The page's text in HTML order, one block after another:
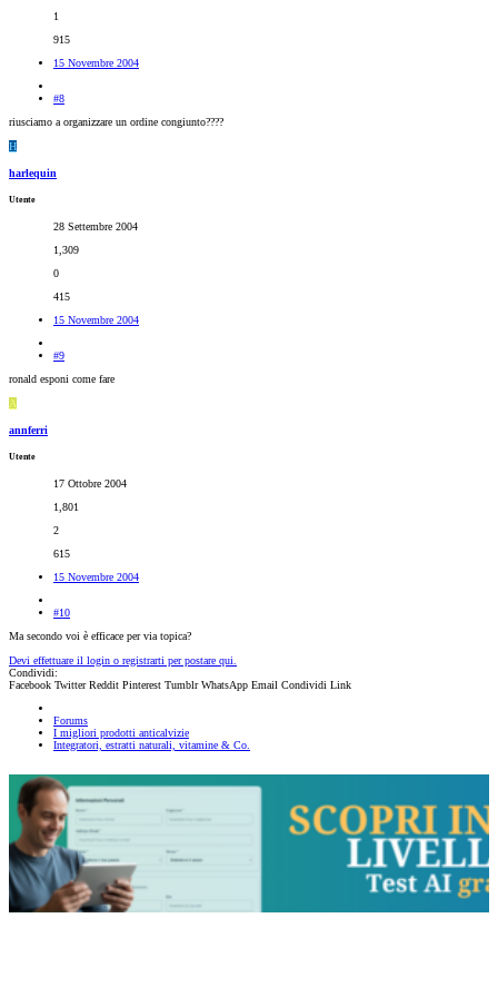
1
915
15 Novembre 2004
#8
riusciamo a organizzare un ordine congiunto????
H
harlequin
Utente
28 Settembre 2004
1,309
0
415
15 Novembre 2004
#9
ronald esponi come fare
A
annferri
Utente
17 Ottobre 2004
1,801
2
615
15 Novembre 2004
#10
Ma secondo voi è efficace per via topica?
Devi effettuare il login o registrarti per postare qui.
Condividi:
Facebook Twitter Reddit Pinterest Tumblr WhatsApp Email Condividi Link
Forums
I migliori prodotti anticalvizie
Integratori, estratti naturali, vitamine & Co.